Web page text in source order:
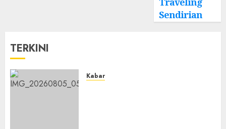
Sendirian
TERKINI
Kabar